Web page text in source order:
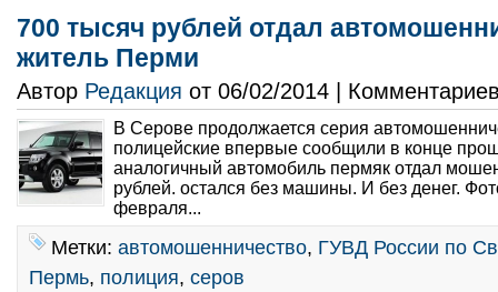
700 тысяч рублей отдал
житель Перми
Автор Редакция от 06/02/2014 |
В Серове продолжается серия
полицейские впервые сообщили в конце
аналогичный автомобиль пермяк отдал
рублей. остался без машины. И без денег.
февраля...
Метки: автомошенничество, ГУВД России по
Пермь, полиция, серов